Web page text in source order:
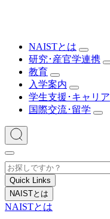
NAISTとは
研究･産官学連携
教育
入学案内
学生支援･キャリア
国際交流･留学
Quick Links
NAISTとは
NAISTとは